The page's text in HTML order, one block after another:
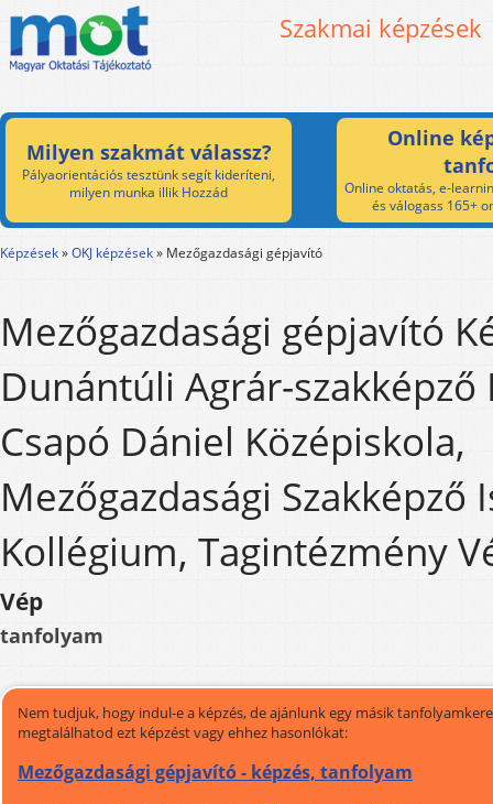
Szakmai képzések
Milyen szakmát válassz?
Pályaorientációs tesztünk segít kideríteni,
milyen munka illik Hozzád
Online
Online oktatás, e-
és válogass 165+
Képzések»OKJ képzések» Mezőgazdasági gépjavító
Mezőgazdasági gépjavító
Dunántúli Agrár-szakképző
Csapó Dániel Középiskola,
Mezőgazdasági Szakképző
Kollégium, Tagintézmény
Vép
tanfolyam
Nem tudjuk, hogy indul-e a képzés, de ajánlunk egy másik
megtalálhatod ezt képzést vagy ehhez hasonlókat:
Mezőgazdasági gépjavító - képzés, tanfolyam